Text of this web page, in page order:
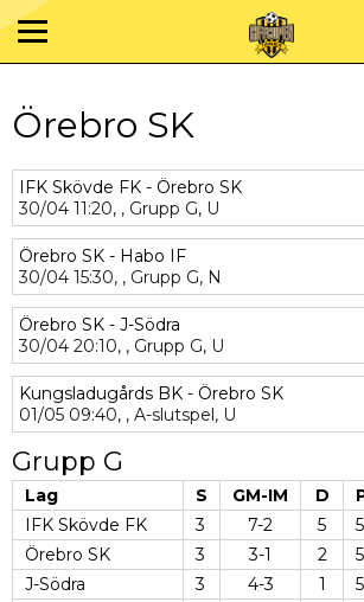
Örebro SK
IFK Skövde FK - Örebro SK
30/04 11:20, , Grupp G, U
Örebro SK - Habo IF
30/04 15:30, , Grupp G, N
Örebro SK - J-Södra
30/04 20:10, , Grupp G, U
Kungsladugårds BK - Örebro SK
01/05 09:40, , A-slutspel, U
Grupp G
Lag S GM-IM D
IFK Skövde FK
3 7-2 5
5
Örebro SK
3 3-1 2
5
J-Södra
3 4-3 1
5